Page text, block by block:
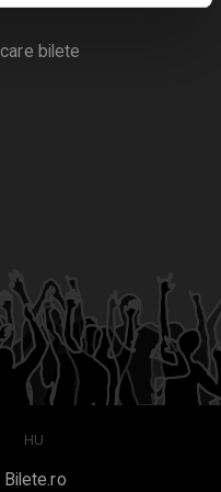
bilete
HU
Bilete.ro